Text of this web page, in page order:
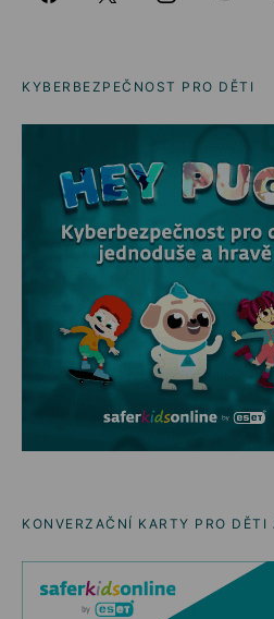
KYBERBEZPEČNOST PRO DĚTI
KONVERZAČNÍ KARTY PRO DĚTI